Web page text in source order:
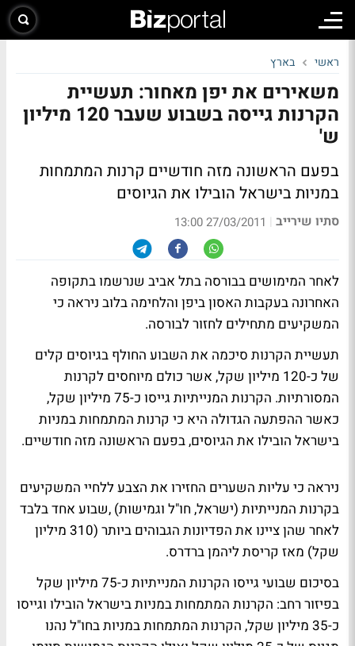
ראשי בארץ
משאירים את יפן מאחור: תעשיית
הקרנות גייסה בשבוע שעבר 120 מיליון
ש'
בפעם הראשונה מזה חודשיים קרנות המתמחות
במניות בישראל הובילו את הגיוסים
סתיו שירייב |
27/03/2011 13:00
לאחר המימושים בבורסה בתל אביב שנרשמו בתקופה
האחרונה בעקבות האסון ביפן והלחימה בלוב ניראה כי
המשקיעים מתחילים לחזור לבורסה.
תעשיית הקרנות סיכמה את השבוע החולף בגיוסים קלים
של כ-120 מיליון שקל, אשר כולם מיוחסים לקרנות
המסורתיות. הקרנות המנייתיות גייסו כ-75 מיליון שקל,
כאשר ההפתעה הגדולה היא כי קרנות המתמחות במניות
בישראל הובילו את הגיוסים, בפעם הראשונה מזה חודשיים.
ניראה כי עליות השערים החזירו את הצבע ללחיי המשקיעים
בקרנות המנייתיות (ישראל, חו"ל וגמישות) ,שבוע אחד בלבד
לאחר שהן ציינו את הפדיונות הגבוהים ביותר (310 מיליון
שקל) מאז קריסת ליהמן ברדרס.
בסיכום שבועי גייסו הקרנות המנייתיות כ-75 מיליון שקל
בפיזור רחב: הקרנות המתמחות במניות בישראל הובילו וגייסו
כ-35 מיליון שקל, הקרנות המתמחות במניות בחו"ל נהנו